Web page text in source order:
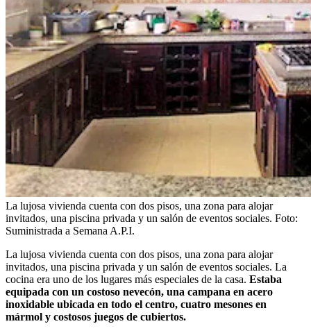
La lujosa vivienda cuenta con dos pisos, una zona para alojar
invitados, una piscina privada y un salón de eventos sociales. Foto:
Suministrada a Semana A.P.I.
La lujosa vivienda cuenta con dos pisos, una zona para alojar
invitados, una piscina privada y un salón de eventos sociales. La
cocina era uno de los lugares más especiales de la casa. Estaba
equipada con un costoso nevecón, una campana en acero
inoxidable ubicada en todo el centro, cuatro mesones en
mármol y costosos juegos de cubiertos.